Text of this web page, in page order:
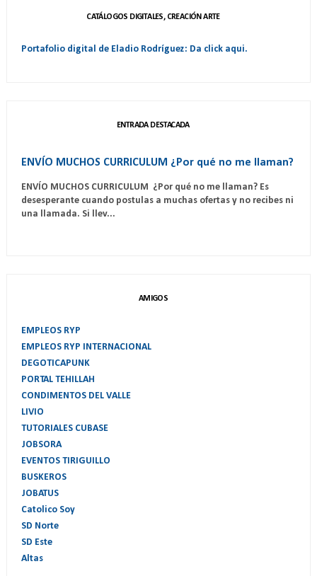
CATÁLOGOS DIGITALES, CREACIÓN ARTE
Portafolio digital de Eladio Rodríguez: Da click aqui.
ENTRADA DESTACADA
ENVÍO MUCHOS CURRICULUM ¿Por qué no me llaman?
ENVÍO MUCHOS CURRICULUM ¿Por qué no me llaman? Es
desesperante cuando postulas a muchas ofertas y no recibes ni
una llamada. Si llev...
AMIGOS
EMPLEOS RYP
EMPLEOS RYP INTERNACIONAL
DEGOTICAPUNK
PORTAL TEHILLAH
CONDIMENTOS DEL VALLE
LIVIO
TUTORIALES CUBASE
JOBSORA
EVENTOS TIRIGUILLO
BUSKEROS
JOBATUS
Catolico Soy
SD Norte
SD Este
Altas